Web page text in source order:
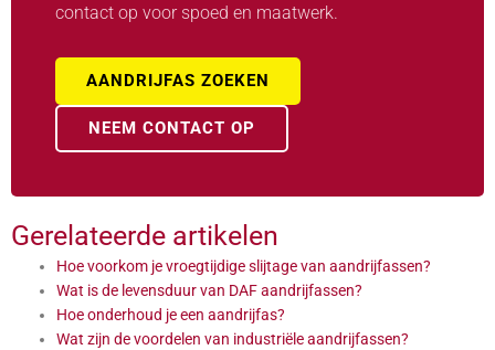
contact op voor spoed en maatwerk.
AANDRIJFAS ZOEKEN
NEEM CONTACT OP
Gerelateerde artikelen
Hoe voorkom je vroegtijdige slijtage van aandrijfassen?
Wat is de levensduur van DAF aandrijfassen?
Hoe onderhoud je een aandrijfas?
Wat zijn de voordelen van industriële aandrijfassen?